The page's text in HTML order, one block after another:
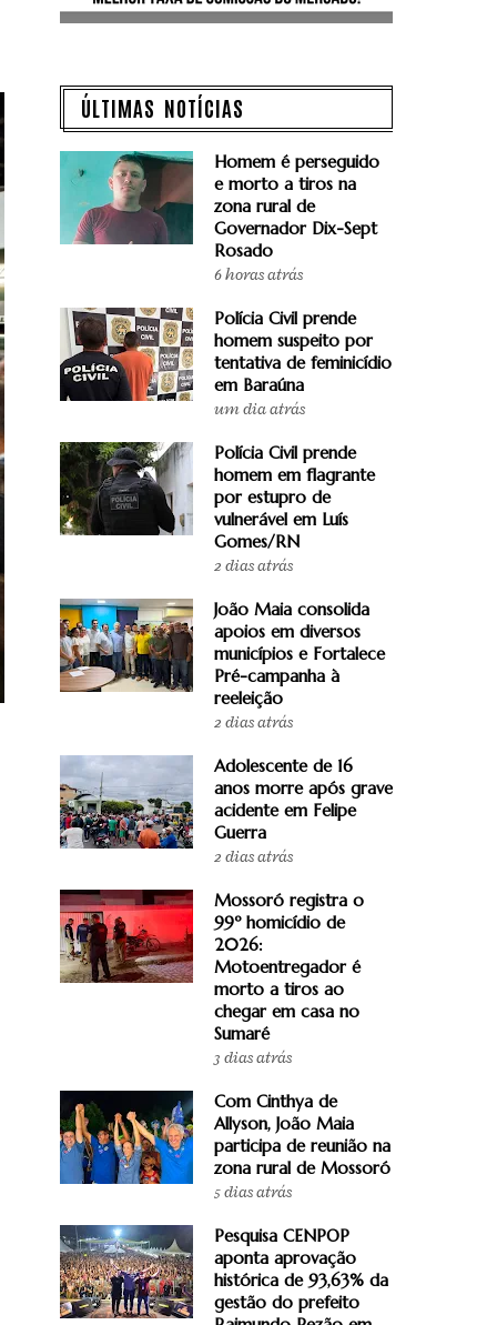
ÚLTIMAS NOTÍCIAS
Homem é perseguido
e morto a tiros na
zona rural de
Governador Dix-Sept
Rosado
6 horas atrás
Polícia Civil prende
homem suspeito por
tentativa de feminicídio
em Baraúna
um dia atrás
Polícia Civil prende
homem em flagrante
por estupro de
vulnerável em Luís
Gomes/RN
2 dias atrás
João Maia consolida
apoios em diversos
municípios e Fortalece
Pré-campanha à
reeleição
2 dias atrás
Adolescente de 16
anos morre após grave
acidente em Felipe
Guerra
2 dias atrás
Mossoró registra o
99º homicídio de
2026:
Motoentregador é
morto a tiros ao
chegar em casa no
Sumaré
3 dias atrás
Com Cinthya de
Allyson, João Maia
participa de reunião na
zona rural de Mossoró
5 dias atrás
Pesquisa CENPOP
aponta aprovação
histórica de 93,63% da
gestão do prefeito